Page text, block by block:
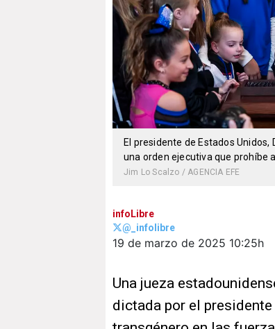
El presidente de Estados
una orden ejecutiva que prohíbe
Jim Lo Scalzo / AGENCIA EFE
infoLibre
@_infolibre
19 de marzo de 2025 10:25h
Una jueza
dictada por el presidente